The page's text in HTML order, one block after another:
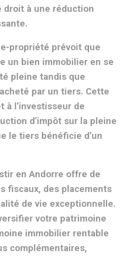
droit à une réduction
propriété prévoit que
un bien immobilier en se
pleine tandis que
par un tiers. Cette
à l’investisseur de
d’impôt sur la pleine
le tiers bénéficie d’un
en Andorre offre de
fiscaux, des placements
de vie exceptionnelle.
votre patrimoine
immobilier rentable
complémentaires,